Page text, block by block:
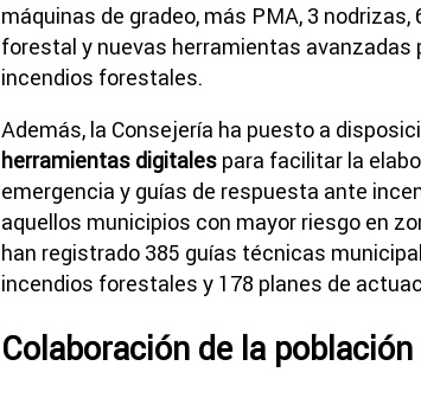
máquinas de gradeo, más PMA, 3
forestal y nuevas herramientas avanzadas
incendios forestales.
Además, la Consejería ha puesto a
herramientas digitales para facilitar la
emergencia y guías de respuesta ante
aquellos municipios con mayor riesgo en
han registrado 385 guías técnicas
incendios forestales y 178 planes de
Colaboración de la población